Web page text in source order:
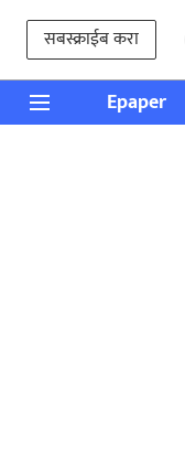
सबस्क्राईब करा
Epaper